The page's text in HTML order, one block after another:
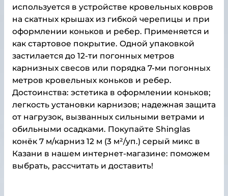
используется в устройстве кровельных ковров
на скатных крышах из гибкой черепицы и при
оформлении коньков и ребер. Применяется и
как стартовое покрытие. Одной упаковкой
застилается до 12-ти погонных метров
карнизных свесов или порядка 7-ми погонных
метров кровельных коньков и ребер.
Достоинства: эстетика в оформлении коньков;
легкость установки карнизов; надежная защита
от нагрузок, вызванных сильными ветрами и
обильными осадками. Покупайте Shinglas
конёк 7 м/карниз 12 м (3 м²/уп.) серый микс в
Казани в нашем интернет-магазине: поможем
выбрать, рассчитать и доставить!